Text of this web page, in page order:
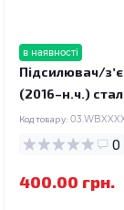
в наявності
Підсилювач/
(2016–н.ч.)
Код товару:
0
400.00 грн.